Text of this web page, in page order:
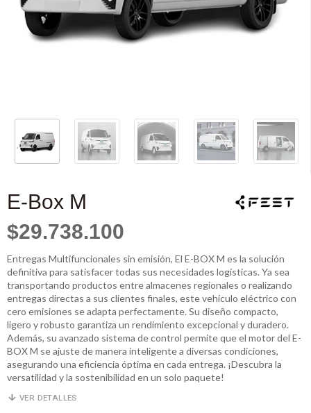
E-Box M
$29.738.100
Entregas Multifuncionales sin emisión, El E-BOX M es la solución
definitiva para satisfacer todas sus necesidades logísticas. Ya sea
transportando productos entre almacenes regionales o realizando
entregas directas a sus clientes finales, este vehículo eléctrico con
cero emisiones se adapta perfectamente. Su diseño compacto,
ligero y robusto garantiza un rendimiento excepcional y duradero.
Además, su avanzado sistema de control permite que el motor del E-
BOX M se ajuste de manera inteligente a diversas condiciones,
asegurando una eficiencia óptima en cada entrega. ¡Descubra la
versatilidad y la sostenibilidad en un solo paquete!
VER DETALLES